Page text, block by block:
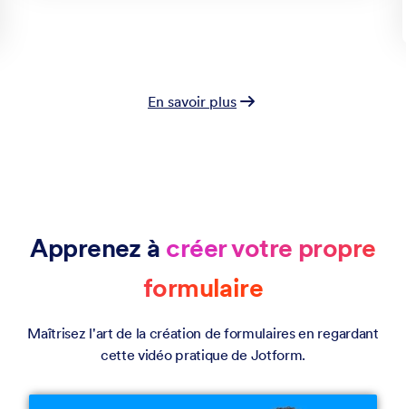
En savoir plus
Apprenez à créer votre propre
formulaire
Maîtrisez l'art de la création de formulaires en regardant
cette vidéo pratique de Jotform.